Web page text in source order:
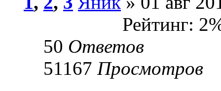
Рейтинг:
50 Ответов
51167 Просмотров